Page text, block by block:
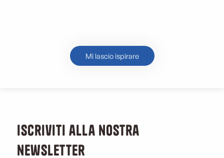
Mi lascio ispirare
Iscriviti alla nostra
newsletter